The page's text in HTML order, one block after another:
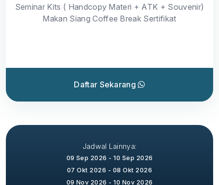
Seminar Kits ( Handcopy Materi + ATK + Souvenir)
Makan Siang Coffee Break Sertifikat
Daftar Sekarang
Jadwal Lainnya:
09 Sep 2026 - 10 Sep 2026
07 Okt 2026 - 08 Okt 2026
09 Nov 2026 - 10 Nov 2026